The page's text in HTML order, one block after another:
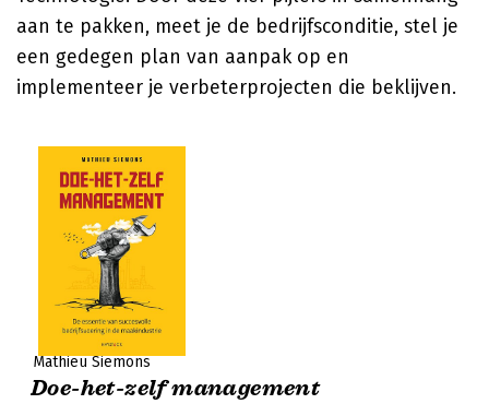
aan te pakken, meet je de bedrijfsconditie, stel je
een gedegen plan van aanpak op en
implementeer je verbeterprojecten die beklijven.
Mathieu Siemons
Doe-het-zelf management